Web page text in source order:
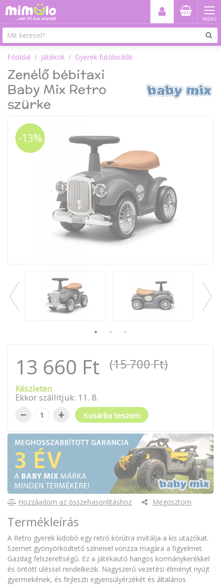
MENÜ
Főoldal Játékok Gyerek futóbiciklik
Zenélő bébitaxi
Baby Mix Retro
szürke
-13%
13 660 Ft (15 700 Ft)
Készleten
Ekkor szállítjuk: 11 . 8.
− + Kosárba teszem
Hozzáadom az összehasonlításhoz Megosztom
Termékleírás
A Retro gyerek kidobó egy retró körútra invitálja a kis utazókat.
Szemet gyönyörködtető színeivel vonzza magára a figyelmet.
Gazdag felszereltségű. Ez a játékautó hangos kormánykerékkel
és öntött üléssel rendelkezik. Nagyszerű vezetési élményt nyújt
gyermekének, és fejleszti egyensúlyérzékét és általános